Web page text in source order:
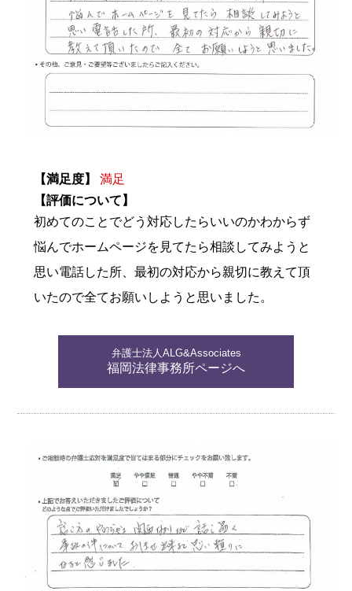
【満足度】
満足
【評価について】
初めてのことでどう対応したらいいのかわからず
悩んでホームページを見てたら相談してみようと
思い電話した所、最初の対応から親切に教えて頂
いたので全てお願いしようと思いました。
弁護士法人ALG&Associates
福岡法律事務所ページへ